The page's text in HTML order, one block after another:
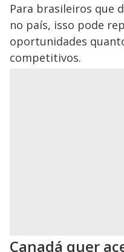
Para brasileiros que
no país, isso pode
oportunidades
competitivos.
Canadá quer